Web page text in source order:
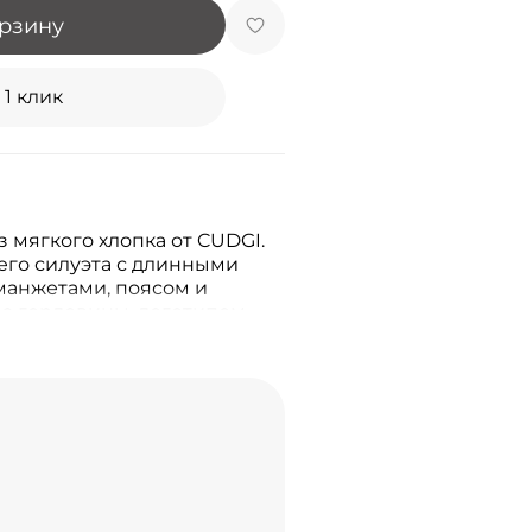
клик
хлопка от CUDGI.
силуэта с длинными
поясом и
горловины, логотипом
дополнит повседневные